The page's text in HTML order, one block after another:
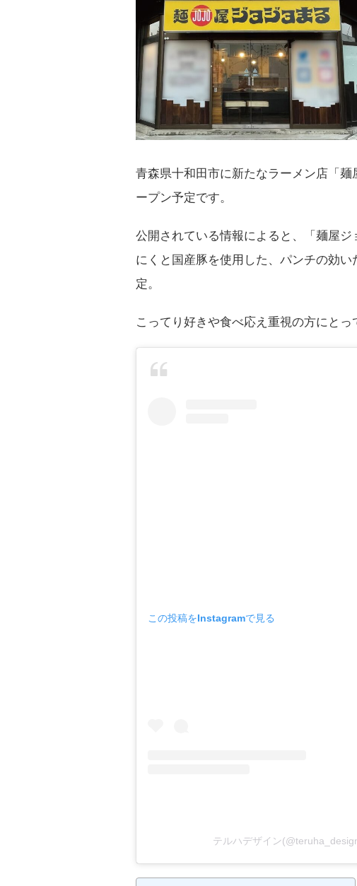
青森県十和田市に新たなラーメン店「
ープン予定です。
公開されている情報によると、「麺屋
にくと国産豚を使用した、パンチの効
定。
こってり好きや食べ応え重視の方にと
この投稿をInstagramで見る
テルハデザイン